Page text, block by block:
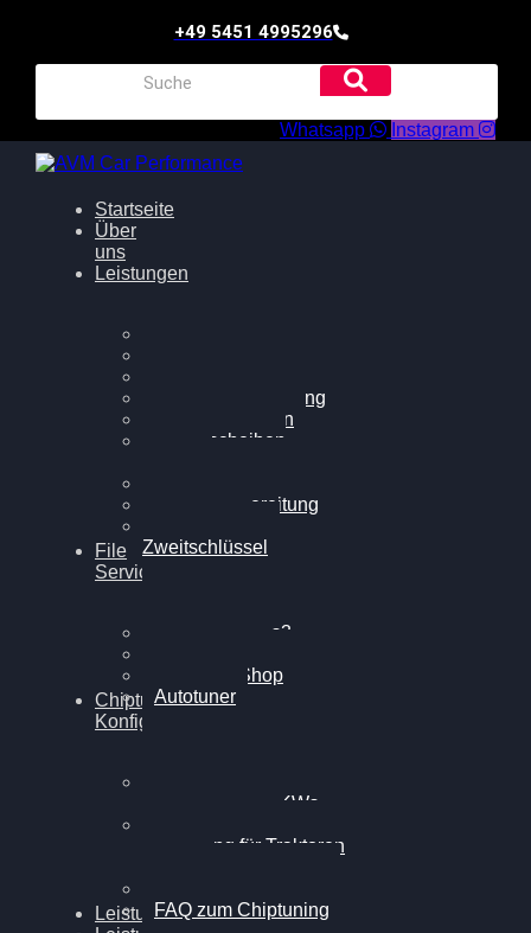
+49 5451 4995296
Whatsapp Instagram
Startseite
Über
uns
Leistungen
Getriebeoptimierung
Walnussstrahlen
Bremsscheiben
Felgenaufbereitung
Zweitschlüssel
File
Service
Alientech Kess3
Alientech Shop
Autotuner
Chiptuning
Konfigurator
Chiptuning für PKWs
Chiptuning für Traktoren
FAQ zum Chiptuning
Leistungsmessung